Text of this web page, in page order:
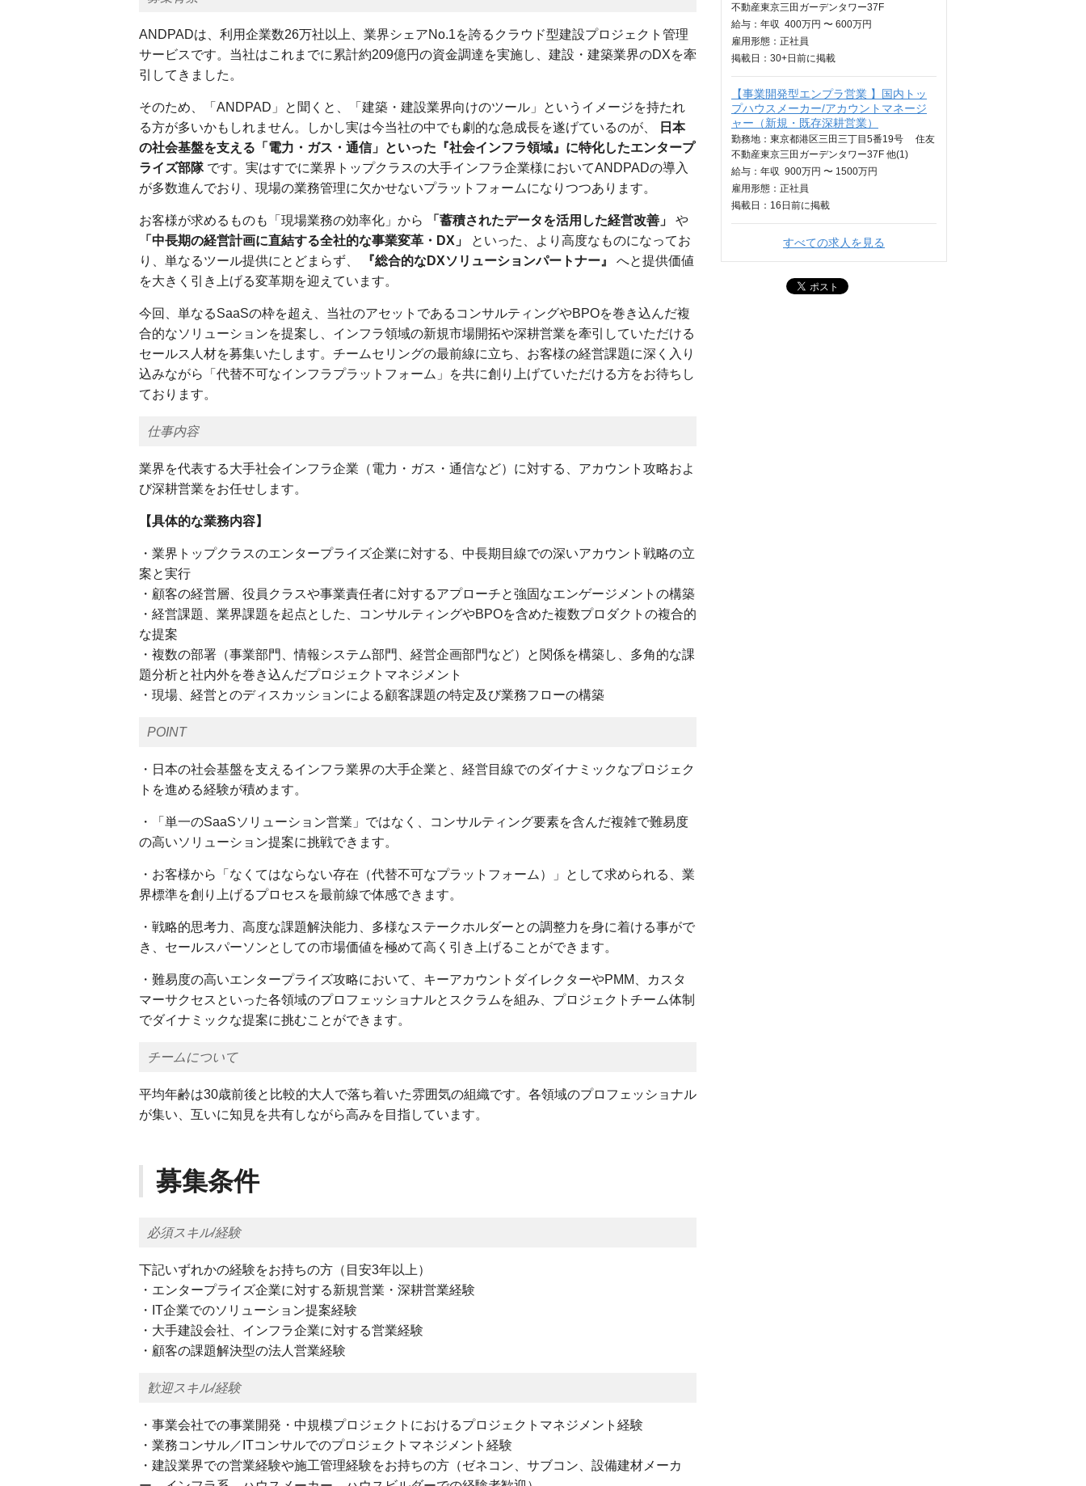
ANDPADは、利用企業数26万社以上、業界シェアNo.1を誇るクラウド型建設プロジェクト管理
サービスです。当社はこれまでに累計約209億円の資金調達を実施し、建設・建築業界のDXを牽
引してきました。
そのため、「ANDPAD」と聞くと、「建築・建設業界向けのツール」というイメージを持たれ
る方が多いかもしれません。しかし実は今当社の中でも劇的な急成長を遂げているのが、
日本
の社会基盤を支える「電力・ガス・通信」といった『社会インフラ領域』に特化したエンタープ
ライズ部隊です。実はすでに業界トップクラスの大手インフラ企業様においてANDPADの導入
が多数進んでおり、現場の業務管理に欠かせないプラットフォームになりつつあります。
お客様が求めるものも「現場業務の効率化」から 「蓄積されたデータを活用した経営改善」
や
「中長期の経営計画に直結する全社的な事業変革・DX」
といった、より高度なものになってお
り、単なるツール提供にとどまらず、
『総合的なDXソリューションパートナー』
へと提供価値
を大きく引き上げる変革期を迎えています。
今回、単なるSaaSの枠を超え、当社のアセットであるコンサルティングやBPOを巻き込んだ複
合的なソリューションを提案し、インフラ領域の新規市場開拓や深耕営業を牽引していただける
セールス人材を募集いたします。チームセリングの最前線に立ち、お客様の経営課題に深く入り
込みながら「代替不可なインフラプラットフォーム」を共に創り上げていただける方をお待ちし
ております。
仕事内容
業界を代表する大手社会インフラ企業（電力・ガス・通信など）に対する、アカウント攻略およ
び深耕営業をお任せします。
【具体的な業務内容】
・業界トップクラスのエンタープライズ企業に対する、中長期目線での深いアカウント戦略の立
案と実行
・顧客の経営層、役員クラスや事業責任者に対するアプローチと強固なエンゲージメントの構築
・経営課題、業界課題を起点とした、コンサルティングやBPOを含めた複数プロダクトの複合的
な提案
・複数の部署（事業部門、情報システム部門、経営企画部門など）と関係を構築し、多角的な課
題分析と社内外を巻き込んだプロジェクトマネジメント
・現場、経営とのディスカッションによる顧客課題の特定及び業務フローの構築
POINT
・日本の社会基盤を支えるインフラ業界の大手企業と、経営目線でのダイナミックなプロジェク
トを進める経験が積めます。
・「単一のSaaSソリューション営業」ではなく、コンサルティング要素を含んだ複雑で難易度
の高いソリューション提案に挑戦できます。
・お客様から「なくてはならない存在（代替不可なプラットフォーム）」として求められる、業
界標準を創り上げるプロセスを最前線で体感できます。
・戦略的思考力、高度な課題解決能力、多様なステークホルダーとの調整力を身に着ける事がで
き、セールスパーソンとしての市場価値を極めて高く引き上げることができます。
・難易度の高いエンタープライズ攻略において、キーアカウントダイレクターやPMM、カスタ
マーサクセスといった各領域のプロフェッショナルとスクラムを組み、プロジェクトチーム体制
でダイナミックな提案に挑むことができます。
チームについて
平均年齢は30歳前後と比較的大人で落ち着いた雰囲気の組織です。各領域のプロフェッショナル
が集い、互いに知見を共有しながら高みを目指しています。
募集条件
必須スキル/経験
下記いずれかの経験をお持ちの方（目安3年以上）
・エンタープライズ企業に対する新規営業・深耕営業経験
・IT企業でのソリューション提案経験
・大手建設会社、インフラ企業に対する営業経験
・顧客の課題解決型の法人営業経験
歓迎スキル/経験
・事業会社での事業開発・中規模プロジェクトにおけるプロジェクトマネジメント経験
・業務コンサル／ITコンサルでのプロジェクトマネジメント経験
・建設業界での営業経験や施工管理経験をお持ちの方（ゼネコン、サブコン、設備建材メーカ
不動産東京三田ガーデンタワー37F
給与： 年収 400万円 〜 600万円
雇用形態：正社員
掲載日： 30+日 前に掲載
【事業開発型エンプラ営業 】国内トッ
プハウスメーカー/アカウントマネージ
ャー（新規・既存深耕営業）
勤務地：東京都港区三田三丁目5番19号 住友
不動産東京三田ガーデンタワー37F 他(1)
給与： 年収 900万円 〜 1500万円
雇用形態：正社員
掲載日： 16日 前に掲載
すべての求人を見る